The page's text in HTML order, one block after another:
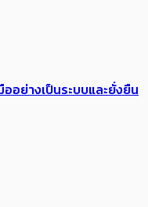
อย่างเป็นระบบและยั่งยืน